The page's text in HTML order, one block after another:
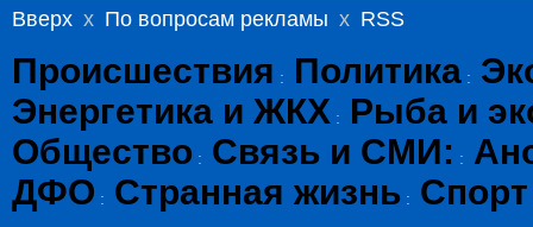
Вверх x По вопросам рекламы x RSS
Происшествия : Политика :
Энергетика и ЖКХ :
Рыба и
Общество : Связь и СМИ: :
ДФО : Странная жизнь : Спорт